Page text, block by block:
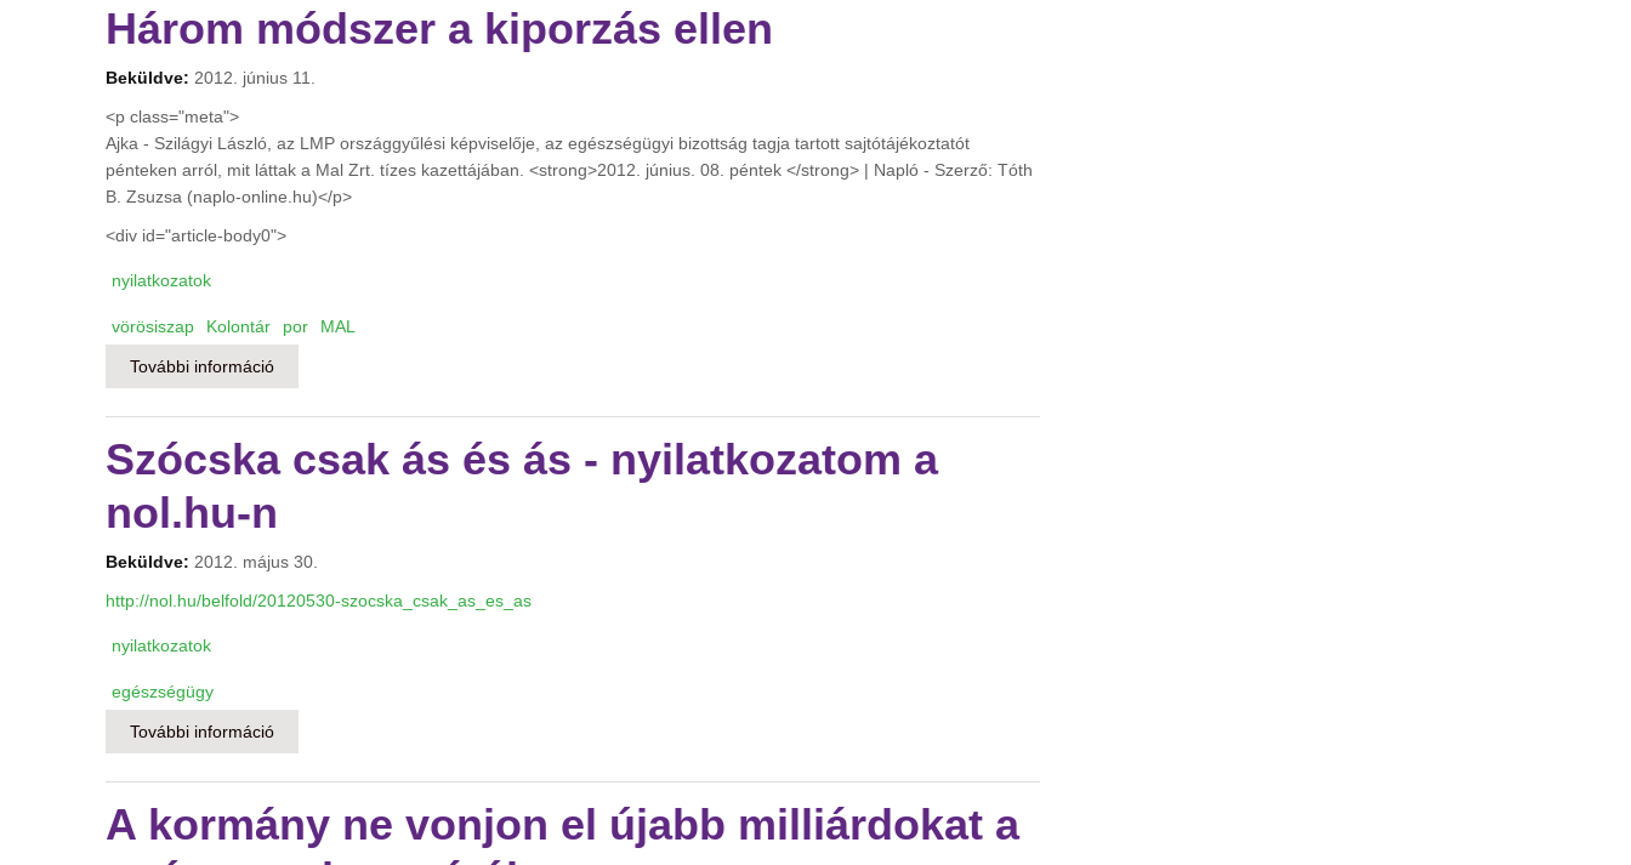
Három módszer a kiporzás ellen
Beküldve: 2012. június 11.
<p class="meta">
Ajka - Szilágyi László, az LMP országgyűlési képviselője, az egészségügyi bizottság tagja tartott sajtótájékoztatót
pénteken arról, mit láttak a Mal Zrt. tízes kazettájában. <strong>2012. június. 08. péntek </strong> | Napló - Szerző: Tóth
B. Zsuzsa (naplo-online.hu)</p>
<div id="article-body0">
nyilatkozatok
vörösiszap Kolontár por MAL
További információ
Szócska csak ás és ás - nyilatkozatom a
nol.hu-n
Beküldve: 2012. május 30.
http://nol.hu/belfold/20120530-szocska_csak_as_es_as
nyilatkozatok
egészségügy
További információ
A kormány ne vonjon el újabb milliárdokat a